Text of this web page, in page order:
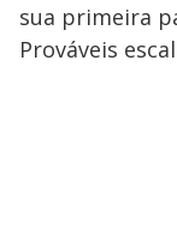
sua primeira
Prováveis